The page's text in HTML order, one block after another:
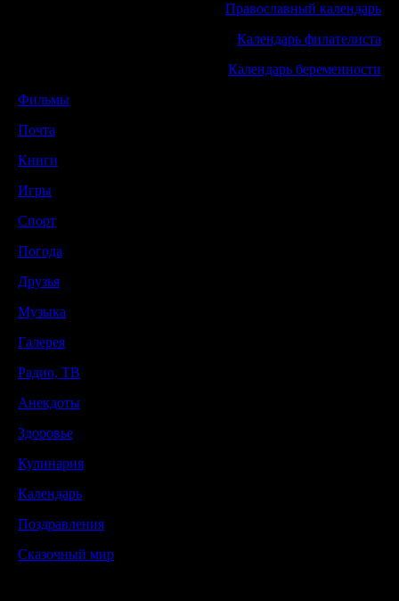
Православный календарь
Календарь филателиста
Календарь беременности
Фильмы
Почта
Книги
Игры
Спорт
Погода
Друзья
Музыка
Галерея
Радио, ТВ
Анекдоты
Здоровье
Кулинария
Календарь
Поздравления
Сказочный мир